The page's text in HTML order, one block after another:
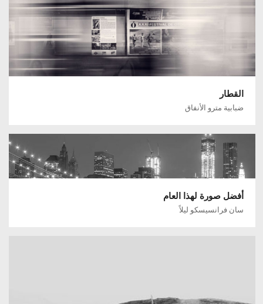
القطار
ضبابية مترو الأنفاق
أفضل صورة لهذا العام
سان فرانسيسكو ليلاً